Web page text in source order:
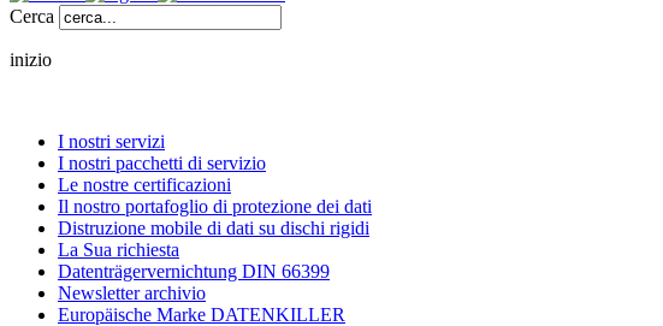
Cerca
inizio
I nostri servizi
I nostri pacchetti di servizio
Le nostre certificazioni
Il nostro portafoglio di protezione dei dati
Distruzione mobile di dati su dischi rigidi
La Sua richiesta
Datenträgervernichtung DIN 66399
Newsletter archivio
Europäische Marke DATENKILLER